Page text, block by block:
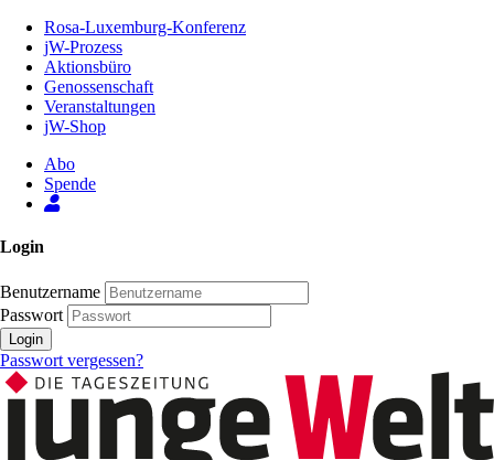
Inhalt
Seite
Rosa-Luxemburg-Konferenz
jW-Prozess
Aktionsbüro
Genossenschaft
Veranstaltungen
jW-Shop
Abo
Spende
Login
Benutzername
Passwort
Login
Passwort vergessen?